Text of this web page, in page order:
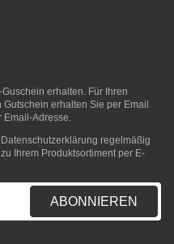
Guschein erhalten. Für Ihren
erhalten Sie per Email
Email-Adresse.
Datenschutzerklärung regelmäßig
Ihrem Produktsortiment per E-
ABONNIEREN